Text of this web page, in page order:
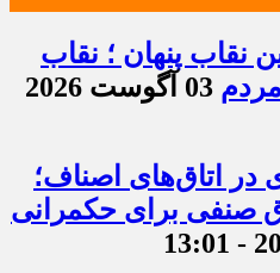
نقاب پنهان ؛ نقاب
03 آگوست 2026
در اتاق‌های اصناف؛
صنفی برای حکمرانی